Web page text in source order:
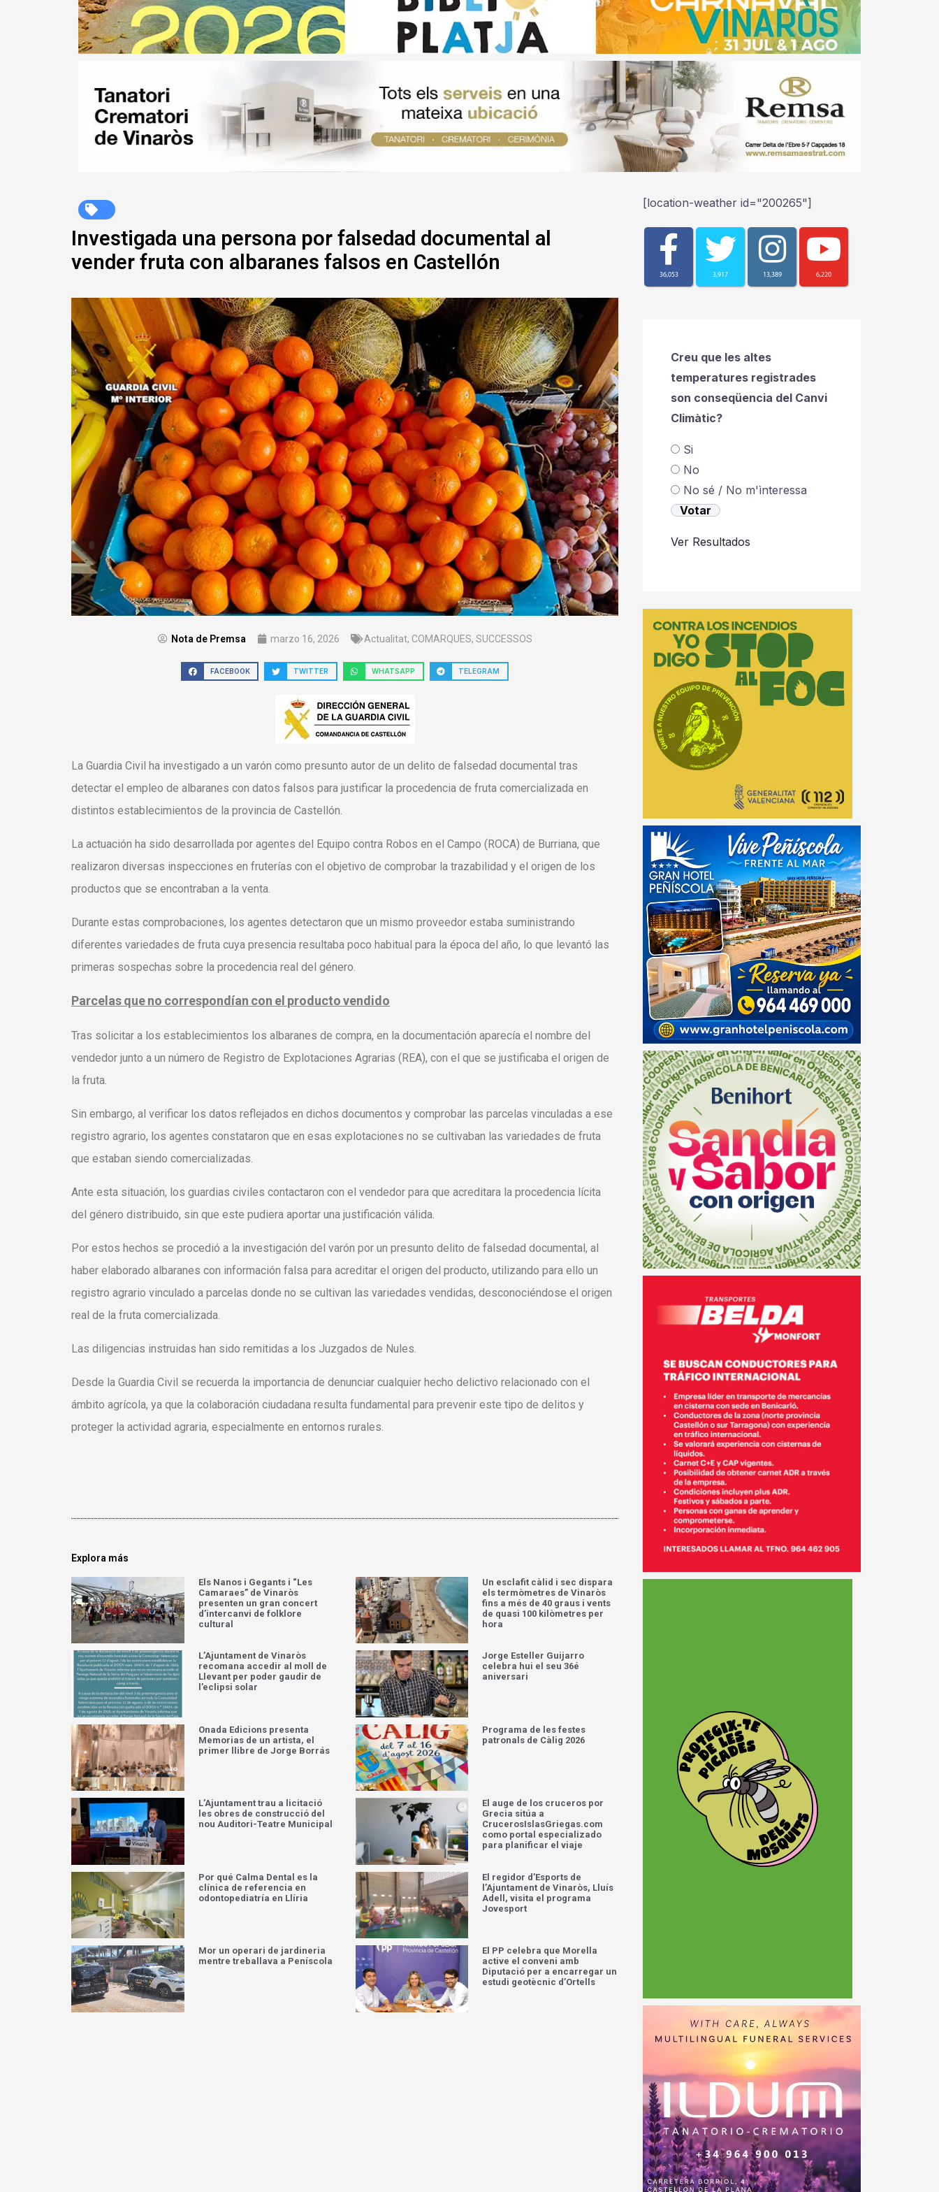
Investigada una persona por falsedad documental al
vender fruta con albaranes falsos en Castellón
Nota de Premsa marzo 16, 2026 Actualitat, COMARQUES, SUCCESSOS
FACEBOOK TWITTER WHATSAPP TELEGRAM
La Guardia Civil ha investigado a un varón como presunto autor de un delito de falsedad documental tras
detectar el empleo de albaranes con datos falsos para justificar la procedencia de fruta comercializada en
distintos establecimientos de la provincia de Castellón.
La actuación ha sido desarrollada por agentes del Equipo contra Robos en el Campo (ROCA) de Burriana, que
realizaron diversas inspecciones en fruterías con el objetivo de comprobar la trazabilidad y el origen de los
productos que se encontraban a la venta.
Durante estas comprobaciones, los agentes detectaron que un mismo proveedor estaba suministrando
diferentes variedades de fruta cuya presencia resultaba poco habitual para la época del año, lo que levantó las
primeras sospechas sobre la procedencia real del género.
Parcelasqueno correspondían con el productovendido
Tras solicitar a los establecimientos los albaranes de compra, en la documentación aparecía el nombre del
vendedor junto a un número de Registro de Explotaciones Agrarias (REA), con el que se justificaba el origen de
la fruta.
Sin embargo, al verificar los datos reflejados en dichos documentos y comprobar las parcelas vinculadas a ese
registro agrario, los agentes constataron que en esas explotaciones no se cultivaban las variedades de fruta
que estaban siendo comercializadas.
Ante esta situación, los guardias civiles contactaron con el vendedor para que acreditara la procedencia lícita
del género distribuido, sin que este pudiera aportar una justificación válida.
Por estos hechos se procedió a la investigación del varón por un presunto delito de falsedad documental, al
haber elaborado albaranes con información falsa para acreditar el origen del producto, utilizando para ello un
registro agrario vinculado a parcelas donde no se cultivan las variedades vendidas, desconociéndose el origen
real de la fruta comercializada.
Las diligencias instruidas han sido remitidas a los Juzgados de Nules.
Desde la Guardia Civil se recuerda la importancia de denunciar cualquier hecho delictivo relacionado con el
ámbito agrícola, ya que la colaboración ciudadana resulta fundamental para prevenir este tipo de delitos y
proteger la actividad agraria, especialmente en entornos rurales.
Explora más
Els Nanos i Gegants i “Les
Camaraes” de Vinaròs
presenten un gran concert
d’intercanvi de folklore
cultural
Un esclafit càlid i sec dispara
els termòmetres de Vinaròs
fins a més de 40 graus i vents
de quasi 100 kilòmetres per
hora
L’Ajuntament de Vinaròs
recomana accedir al moll de
Llevant per poder gaudir de
l’eclipsi solar
Jorge Esteller Guijarro
celebra hui el seu 36é
aniversari
Onada Edicions presenta
Memorias de un artista, el
primer llibre de Jorge Borrás
Programa de les festes
patronals de Càlig 2026
L’Ajuntament trau a licitació
les obres de construcció del
nou Auditori-Teatre Municipal
El auge de los cruceros por
Grecia sitúa a
CrucerosIslasGriegas.com
como portal especializado
para planificar el viaje
Por qué Calma Dental es la
clínica de referencia en
odontopediatría en Llíria
El regidor d’Esports de
l’Ajuntament de Vinaròs, Lluís
Adell, visita el programa
Jovesport
Mor un operari de jardineria
mentre treballava a Peníscola
El PP celebra que Morella
active el conveni amb
Diputació per a encarregar un
estudi geotècnic d’Ortells
[location-weather id="200265"]
36,053 3,917 13,389 6,220
Creu que les altes
temperatures registrades
son conseqüencia del Canvi
Climàtic?
Si
No
No sé / No m'ìnteressa
Ver Resultados